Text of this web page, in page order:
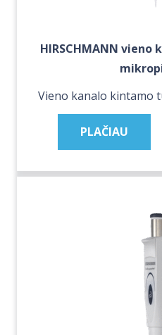
HIRSCHMANN
Vieno kanalo kintamo
PLAČIAU